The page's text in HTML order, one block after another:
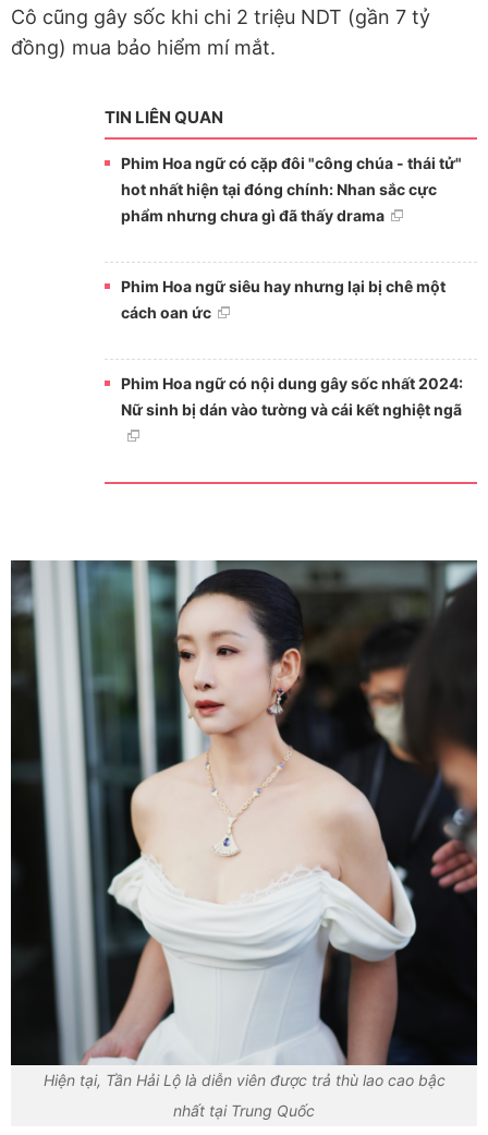
Cô cũng gây sốc khi chi 2 triệu NDT (gần 7 tỷ
đồng) mua bảo hiểm mí mắt.
TIN LIÊN QUAN
Phim Hoa ngữ có cặp đôi "công chúa - thái tử"
hot nhất hiện tại đóng chính: Nhan sắc cực
phẩm nhưng chưa gì đã thấy drama
Phim Hoa ngữ siêu hay nhưng lại bị chê một
cách oan ức
Phim Hoa ngữ có nội dung gây sốc nhất 2024:
Nữ sinh bị dán vào tường và cái kết nghiệt ngã
Hiện tại, Tần Hải Lộ là diễn viên được trả thù lao cao bậc
nhất tại Trung Quốc